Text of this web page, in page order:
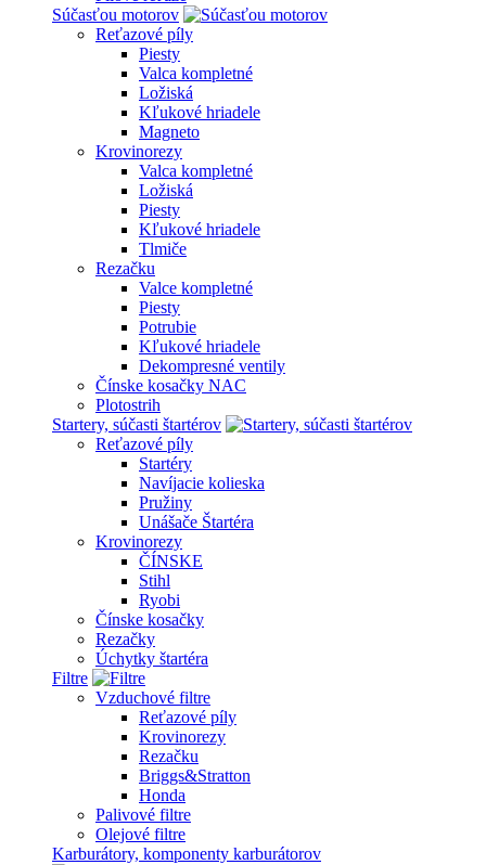
Súčasťou motorov
Reťazové píly
Piesty
Valca kompletné
Ložiská
Kľukové hriadele
Magneto
Krovinorezy
Valca kompletné
Ložiská
Piesty
Kľukové hriadele
Tlmiče
Rezačku
Valce kompletné
Piesty
Potrubie
Kľukové hriadele
Dekompresné ventily
Čínske kosačky NAC
Plotostrih
Startery, súčasti štartérov
Reťazové píly
Startéry
Navíjacie kolieska
Pružiny
Unášače Štartéra
Krovinorezy
ČÍNSKE
Stihl
Ryobi
Čínske kosačky
Rezačky
Úchytky štartéra
Filtre
Vzduchové filtre
Reťazové píly
Krovinorezy
Rezačku
Briggs&Stratton
Honda
Palivové filtre
Olejové filtre
Karburátory, komponenty karburátorov